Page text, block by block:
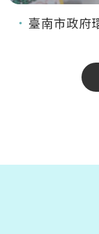
臺南市政府